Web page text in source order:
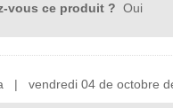
vous ce produit ? Oui
| vendredi 04 de octobre